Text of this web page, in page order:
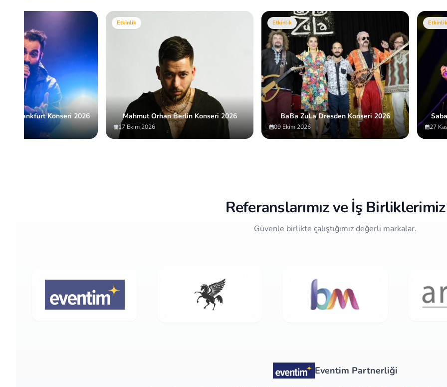
Frankfurt Konseri 2026
Etkinlik
Mahmut Orhan Berlin Konseri 2026
17 Ekim 2026
Etkinlik
BaBa ZuLa Dresden Konseri 2026
09 Ekim 2026
Etkinlik
27
Referanslarımız ve İş Birliklerimiz
Güvenle birlikte çalıştığımız değerli markalar.
Eventim Partnerliği